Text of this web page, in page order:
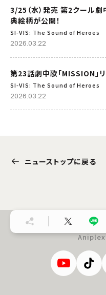
3/25（水）発売 第2クール
典絵柄が公開！
SI-VIS: The Sound of Heroes
2026.03.22
第23話劇中歌「MISSION」
SI-VIS: The Sound of Heroes
2026.03.22
ニューストップに戻る
Aniplex